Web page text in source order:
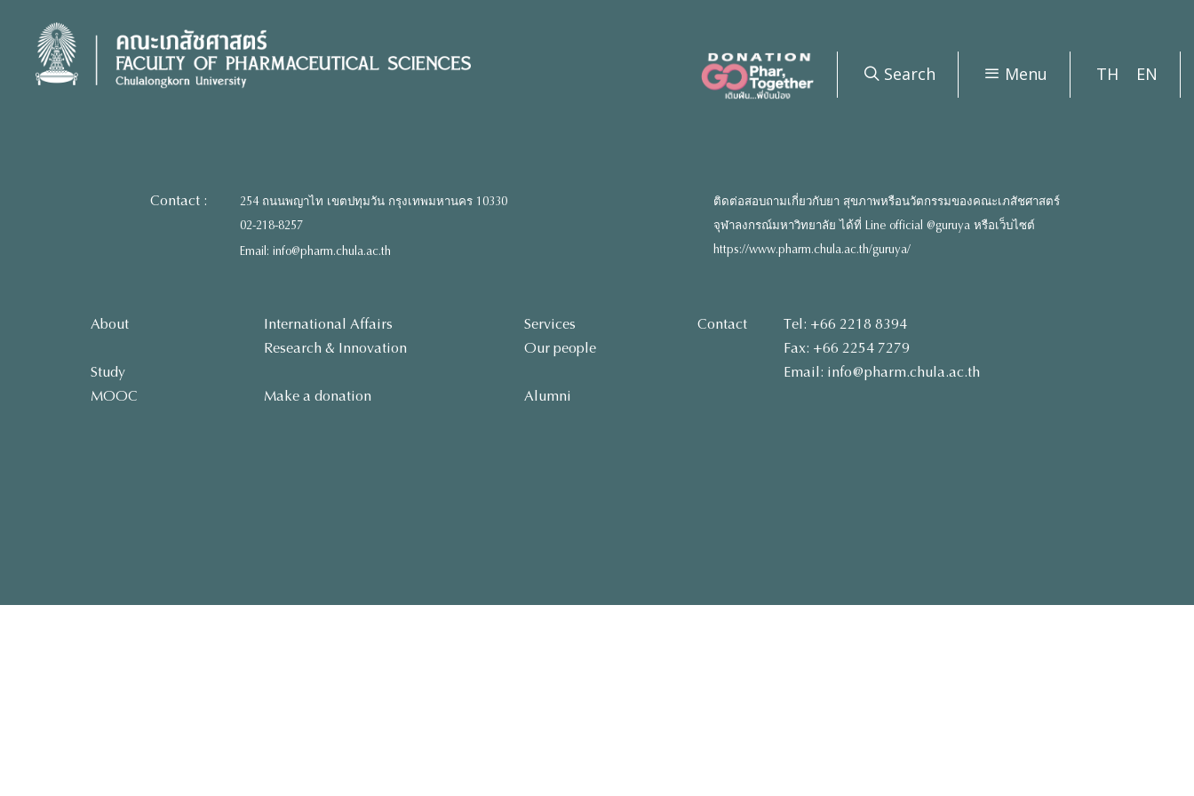
content
Search Menu TH EN
Contact :
254 ถนนพญาไท เขตปทุมวัน กรุงเทพมหานคร 10330
02-218-8257
Email: info@pharm.chula.ac.th
ติดต่อสอบถามเกี่ยวกับยา สุขภาพหรือนวัตกรรมของคณะเภสัชศาสตร์
จุฬาลงกรณ์มหาวิทยาลัย ได้ที่ Line official @guruya หรือเว็บไซต์
https://www.pharm.chula.ac.th/guruya/
About
Study
MOOC
International Affairs
Research & Innovation
Make a donation
Services
Our people
Alumni
Contact
Tel: +66 2218 8394
Fax: +66 2254 7279
Email: info@pharm.chula.ac.th